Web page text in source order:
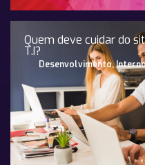
Quem deve cuidar do
T.I?
Desenvolvimento,